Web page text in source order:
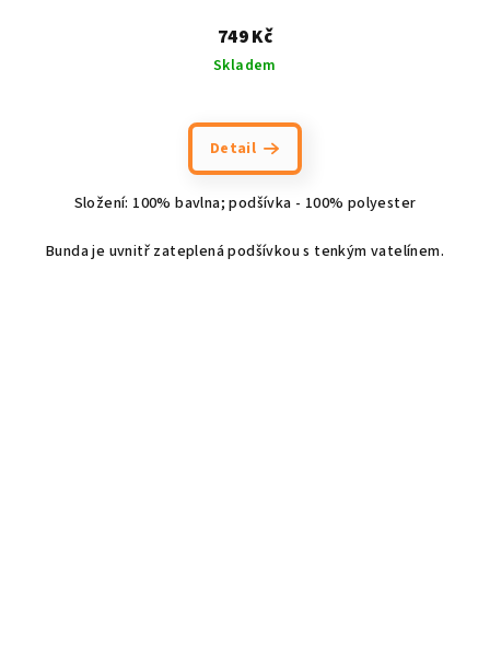
749 Kč
Skladem
Detail
Složení: 100% bavlna; podšívka - 100% polyester
Bunda je uvnitř zateplená podšívkou s tenkým vatelínem.